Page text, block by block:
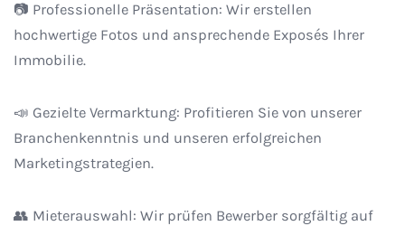
📷 Professionelle Präsentation: Wir erstellen
hochwertige Fotos und ansprechende Exposés Ihrer
Immobilie.
📣 Gezielte Vermarktung: Profitieren Sie von unserer
Branchenkenntnis und unseren erfolgreichen
Marketingstrategien.
👥 Mieterauswahl: Wir prüfen Bewerber sorgfältig auf